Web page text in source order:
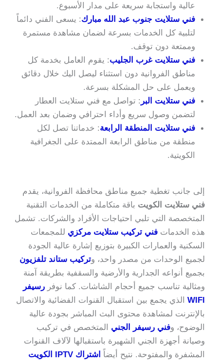
عالية واستجابة سريعة على مدار الأسبوع.
فني ستلايت جنوب عبد الله مبارك: يسعى الفني دائماً
لتلبية كل الخدمات بسرعة لضمان مشاهدة مستمرة
وممتعة دون توقف.
فني ستلايت غرب الجليب: يقوم العامل بخدمة كل
مناطق الفروانية دون استثناء ليصل اليك خلال دقائق
ويعمل على حل المشكلة بسرعة.
فني ستلايت البر : تواصل مع فني ستلايت العطار
لتضمن وصول سريع وأداء احترافي وضمان بعد العمل.
فني ستلايت المنطقة الرابعة: خدماتنا تصل لكل
منطقة من مناطق الرابعة الممتدة على الجغرافية
الكويتية.
إلى جانب تغطية جميع مناطق محافظة الفروانية، يقدم
فني ستلايت الكويت باقة متكاملة من الخدمات التقنية
المتخصصة التي تلبي احتياجات الأفراد والشركات. تشمل
هذه الخدمات فني تركيب ستلايت مركزي للمجمعات
السكنية والعمارات الكبيرة بتوزيع إشارة عالية الجودة
لجميع الوحدات من مصدر واحد، وتركيب ستاند تلفزيون
بجميع أنواعه الجدارية والأرضية والسقفية بطريقة آمنة
ومثالية تناسب جميع أحجام الشاشات. كما نوفر رسيفر
WIFIالذي يجمع بين استقبال القنوات الفضائية والاتصال
بالإنترنت لمشاهدة محتوى البث المباشر بجودة عالية
الوضوح، وفني رسيفر الجني المتخصص في تركيب
وصيانة أجهزة الجني الشهيرة باستقبالها لآلاف القنوات
المشفرة والمفتوحة. نتيح أيضاً اشتراك IPTV الكويت